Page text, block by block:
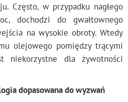
Często, w przypadku nagłego
dochodzi do gwałtownego
na wysokie obroty. Wtedy
olejowego pomiędzy trącymi
niekorzystne dla żywotności
dopasowana do wyzwań